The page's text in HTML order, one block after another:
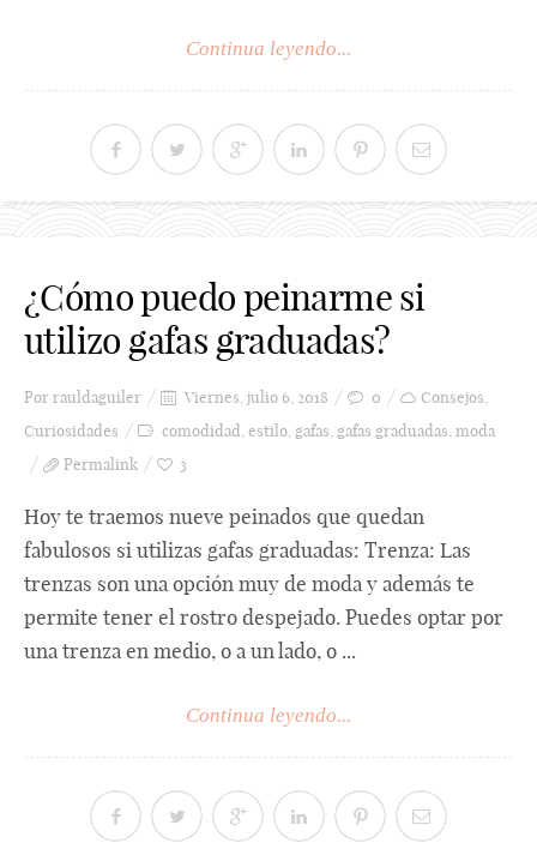
Continua leyendo...
¿Cómo puedo peinarme si
utilizo gafas graduadas?
Porrauldaguiler Viernes, julio 6, 2018 0 Consejos
Curiosidades
comodidad estilo gafas gafas graduadas moda
Permalink
3
Hoy te traemos nueve peinados que quedan
fabulosos si utilizas gafas graduadas: Trenza: Las
trenzas son una opción muy de moda y además te
permite tener el rostro despejado. Puedes optar por
una trenza en medio, o a un lado, o ...
Continua leyendo...